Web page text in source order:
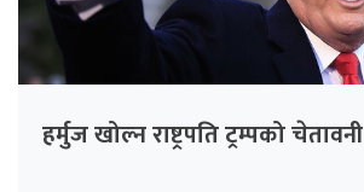
हर्मुज खोल्न राष्ट्रपति ट्रम्पको चेतावनी